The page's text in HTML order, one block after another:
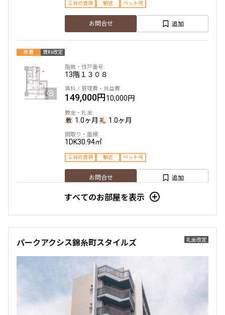
検索対象お部屋数
127
お部屋を再検索
三井の賃貸 駅近 ペット可
お問合せ 追加
新着 賃料改定
13階１３０８
149,000円10,000円
1.0ヶ月 1.0ヶ月
1DK30.94㎡
三井の賃貸 駅近 ペット可
お問合せ 追加
7階７０５
1.0ヶ月 1.0ヶ月
2LD･K+WIC41.80㎡
三井の賃貸 ペット可
すべてのお部屋を表示
礼金改定
パークアクシス錦糸町スタイルズ